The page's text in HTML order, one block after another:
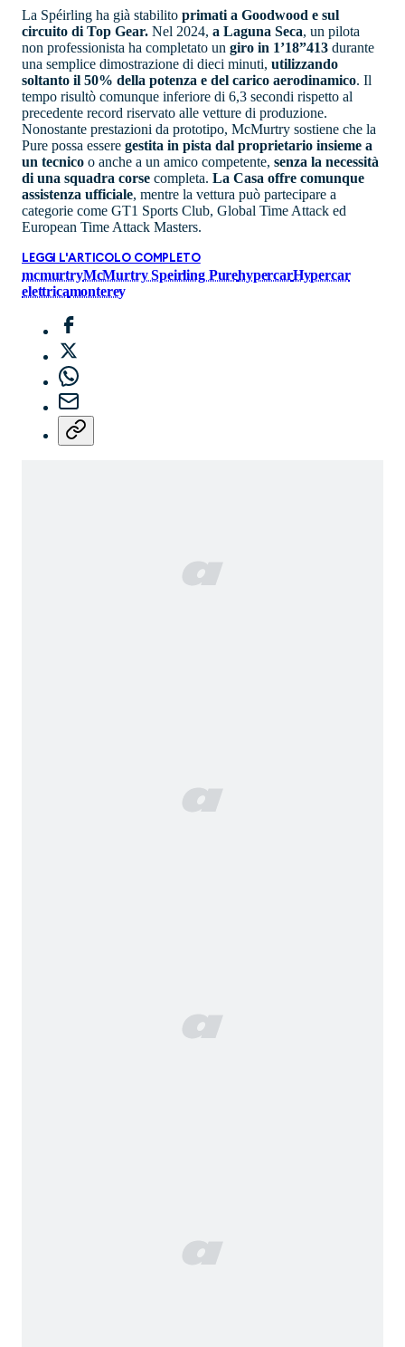
La Spéirling ha già stabilito primati a Goodwood e sul
circuito di Top Gear. Nel 2024, a Laguna Seca, un pilota
non professionista ha completato un giro in 1’18”413 durante
una semplice dimostrazione di dieci minuti, utilizzando
soltanto il 50% della potenza e del carico aerodinamico. Il
tempo risultò comunque inferiore di 6,3 secondi rispetto al
precedente record riservato alle vetture di produzione.
Nonostante prestazioni da prototipo, McMurtry sostiene che la
Pure possa essere gestita in pista dal proprietario insieme a
un tecnico o anche a un amico competente, senza la necessità
di una squadra corse completa. La Casa offre comunque
assistenza ufficiale, mentre la vettura può partecipare a
categorie come GT1 Sports Club, Global Time Attack ed
European Time Attack Masters.
LEGGI L'ARTICOLO COMPLETO
mcmurtryMcMurtry Speirling PurehypercarHypercar
elettricamonterey